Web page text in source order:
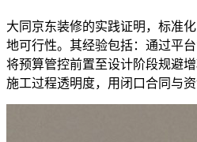
大同京东装修的实践证明，标准
地可行性。其经验包括：通过平
将预算管控前置至设计阶段规避
施工过程透明度，用闭口合同与